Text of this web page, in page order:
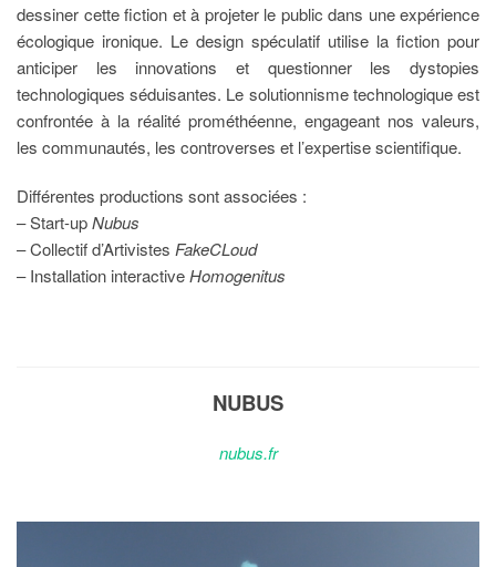
dessiner cette fiction et à projeter le public dans une expérience
écologique ironique. Le design spéculatif utilise la fiction pour
anticiper les innovations et questionner les dystopies
technologiques séduisantes. Le solutionnisme technologique est
confrontée à la réalité prométhéenne, engageant nos valeurs,
les communautés, les controverses et l’expertise scientifique.
Différentes productions sont associées :
– Start-upNubus
– Collectif d’Artivistes FakeCLoud
– Installation interactiveHomogenitus
NUBUS
nubus.fr